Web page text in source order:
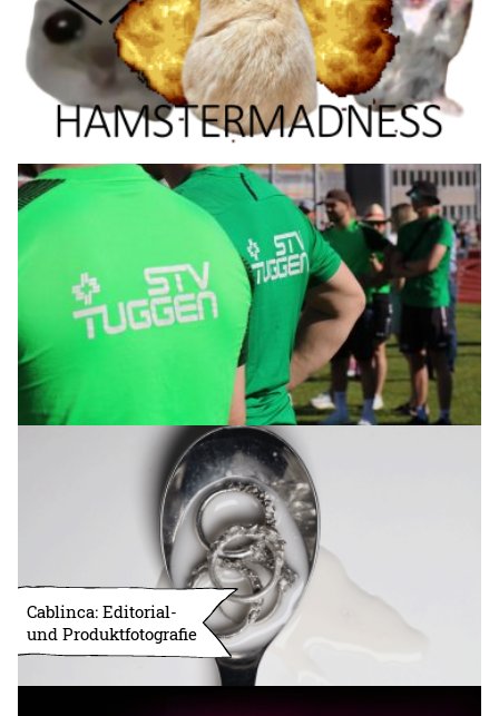
Cablinca: Editorial-
und Produktfotografie